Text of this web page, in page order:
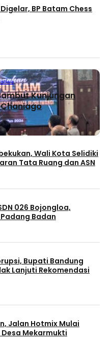
BP Batam Chess
Kunjungan
Wali Kota Selidiki
Tata Ruang dan ASN
026 Bojongloa,
Badan
Bupati Bandung
Lanjuti Rekomendasi
Jalan Hotmix Mulai
Mekarmukti